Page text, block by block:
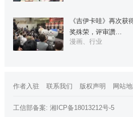
《吉伊卡哇》再次获
奖殊荣，评审讚…
漫画、行业
作者入驻 联系我们 版权声明 网站
工信部备案: 湘ICP备18013212号-5